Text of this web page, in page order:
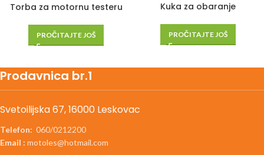
Torba za motornu testeru
PROČITAJTE JOŠ
Kuka za obaranje
PROČITAJTE JOŠ
Prodavnica br.1
Svetoilijska 67, 16000 Leskovac
Telefon: 060/0212200
Email : motoles@hotmail.com